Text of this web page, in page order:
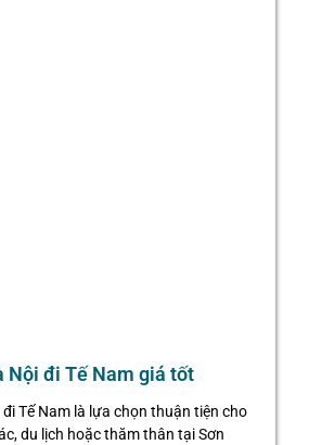
Nội đi Tế Nam giá tốt
Tế Nam là lựa chọn thuận tiện cho
du lịch hoặc thăm thân tại Sơn